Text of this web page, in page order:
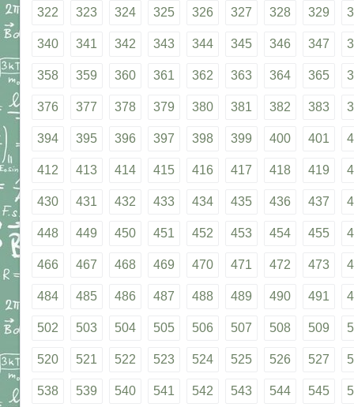
322 323 324 325 326 327 328 329
340 341 342 343 344 345 346 347
358 359 360 361 362 363 364 365
376 377 378 379 380 381 382 383
394 395 396 397 398 399 400 401
412 413 414 415 416 417 418 419
430 431 432 433 434 435 436 437
448 449 450 451 452 453 454 455
466 467 468 469 470 471 472 473
484 485 486 487 488 489 490 491
502 503 504 505 506 507 508 509
520 521 522 523 524 525 526 527
538 539 540 541 542 543 544 545